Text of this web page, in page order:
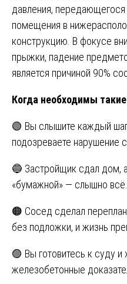
давления,
помещения в
конструкцию. В фокусе
прыжки, падение
является причиной 90%
Когда необходимы
🟢 Вы слышите каждый
подозреваете нарушение
🔵 Застройщик сдал дом,
«бумажной» — слышно всё.
🟠 Сосед сделал
без подложки, и жизнь
🟣 Вы готовитесь к суду и
железобетонные